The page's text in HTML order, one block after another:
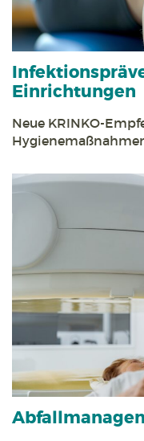
Einrichtungen
Neue KRINKO-